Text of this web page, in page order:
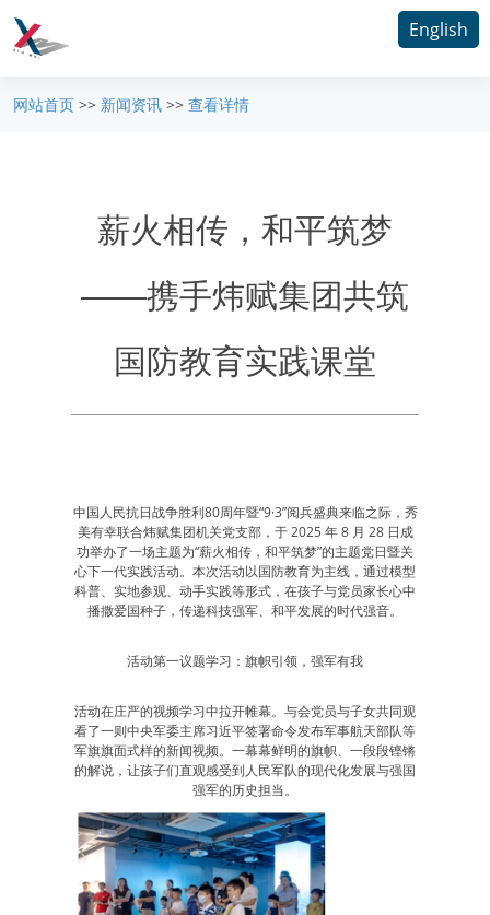
English
网站首页 >> 新闻资讯 >> 查看详情
薪火相传，和平筑梦
——携手炜赋集团共筑
国防教育实践课堂
中国人民抗日战争胜利80周年暨“9·3”阅兵盛典来临之际，秀
美有幸联合炜赋集团机关党支部，于 2025 年 8 月 28 日成
功举办了一场主题为“薪火相传，和平筑梦”的主题党日暨关
心下一代实践活动。本次活动以国防教育为主线，通过模型
科普、实地参观、动手实践等形式，在孩子与党员家长心中
播撒爱国种子，传递科技强军、和平发展的时代强音。
活动第一议题学习：旗帜引领，强军有我
活动在庄严的视频学习中拉开帷幕。与会党员与子女共同观
看了一则中央军委主席习近平签署命令发布军事航天部队等
军旗旗面式样的新闻视频。一幕幕鲜明的旗帜、一段段铿锵
的解说，让孩子们直观感受到人民军队的现代化发展与强国
强军的历史担当。